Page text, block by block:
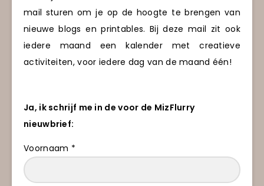
mail sturen om je op de hoogte te brengen van
nieuwe blogs en printables. Bij deze mail zit ook
iedere maand een kalender met creatieve
activiteiten, voor iedere dag van de maand één!
Ja, ik schrijf me in de voor de MizFlurry
nieuwbrief:
Voornaam *